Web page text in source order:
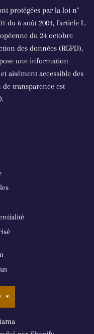
protégées par la loi n°
du 6 août 2004, l'article L.
du 24 octobre
des données (RGPD),
une information
aisément accessible des
transparence est